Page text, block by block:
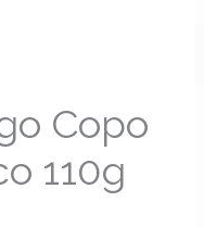
Copo
110g